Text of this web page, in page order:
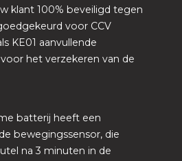
klant 100% beveiligd tegen
voor CCV
KE01 aanvullende
het verzekeren van de
batterij heeft een
bewegingssensor, die
na 3 minuten in de